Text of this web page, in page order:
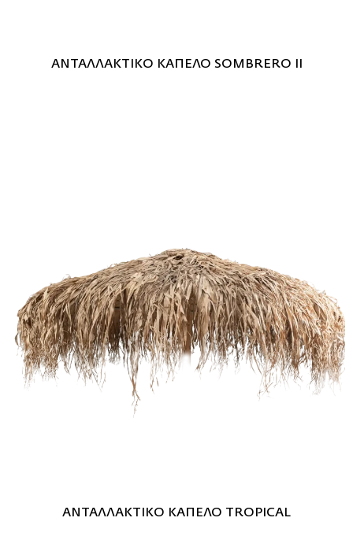
ΑΝΤΑΛΛΑΚΤΙΚΟ ΚΑΠΕΛΟ SOMBRERO II
ΑΝΤΑΛΛΑΚΤΙΚΟ ΚΑΠΕΛΟ TROPICAL